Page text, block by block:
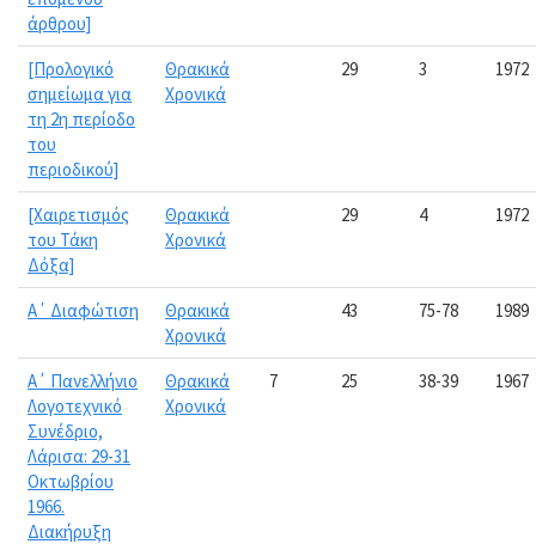
άρθρου]
[Προλογικό
σημείωμα για
τη 2η περίοδο
του
περιοδικού]
Θρακικά
Χρονικά
29 3 1972
[Χαιρετισμός
του Τάκη
Δόξα]
Θρακικά
Χρονικά
29 4 1972
Α΄ Διαφώτιση
Θρακικά
Χρονικά
43 75-78 1989
Α΄ Πανελλήνιο
Λογοτεχνικό
Συνέδριο,
Λάρισα: 29-31
Οκτωβρίου
1966.
Διακήρυξη
Θρακικά
Χρονικά
7 25 38-39 1967